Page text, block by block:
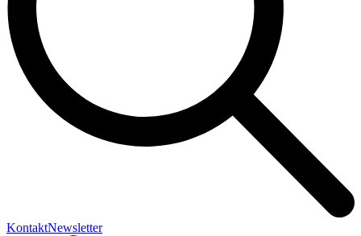
KontaktNewsletter